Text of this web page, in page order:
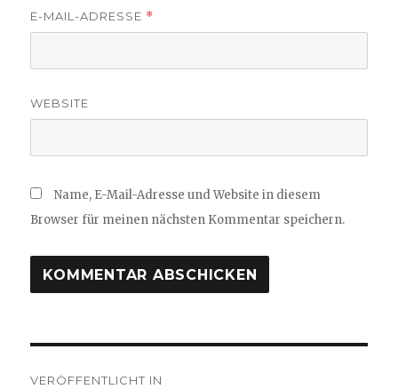
E-MAIL-ADRESSE *
WEBSITE
Name, E-Mail-Adresse und Website in diesem
Browser für meinen nächsten Kommentar speichern.
VERÖFFENTLICHT IN